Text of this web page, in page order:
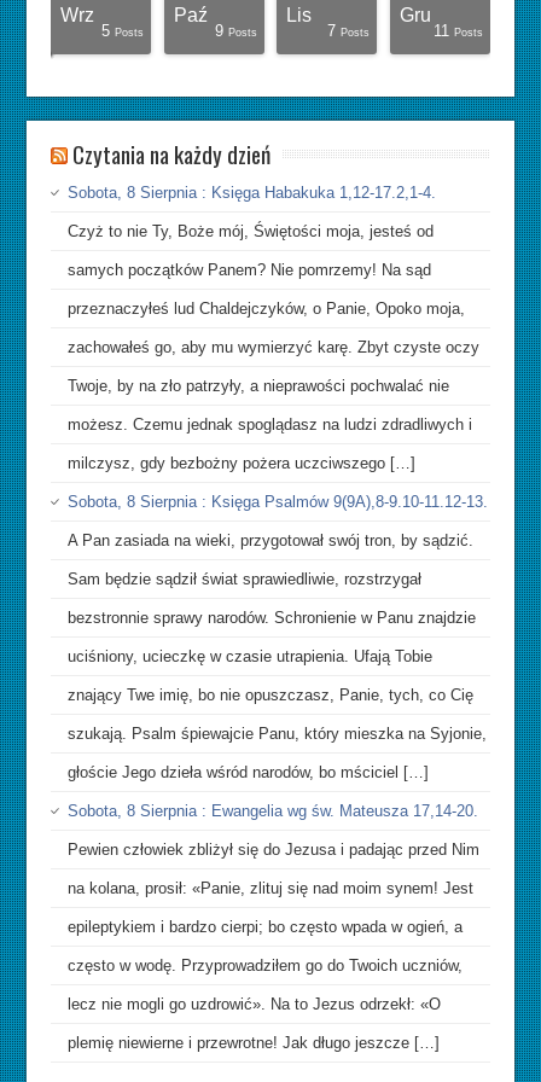
0 Posts
7 Posts
Posts
9 Posts
4 Posts
6 Posts
4 Posts
8 Posts
7 Posts
Posts
Wrz
5 Posts
Paź
9 Posts
Lis
7 Posts
Gru
11 Posts
Posts
Posts
3 Posts
3 Posts
0 Posts
0 Posts
0 Posts
Czytania na każdy dzień
Sobota, 8 Sierpnia : Księga Habakuka 1,12-17.2,1-4.
Czyż to nie Ty, Boże mój, Świętości moja, jesteś od
samych początków Panem? Nie pomrzemy! Na sąd
przeznaczyłeś lud Chaldejczyków, o Panie, Opoko moja,
zachowałeś go, aby mu wymierzyć karę. Zbyt czyste oczy
Twoje, by na zło patrzyły, a nieprawości pochwalać nie
możesz. Czemu jednak spoglądasz na ludzi zdradliwych i
milczysz, gdy bezbożny pożera uczciwszego […]
Sobota, 8 Sierpnia : Księga Psalmów 9(9A),8-9.10-11.12-13.
A Pan zasiada na wieki, przygotował swój tron, by sądzić.
Sam będzie sądził świat sprawiedliwie, rozstrzygał
bezstronnie sprawy narodów. Schronienie w Panu znajdzie
uciśniony, ucieczkę w czasie utrapienia. Ufają Tobie
znający Twe imię, bo nie opuszczasz, Panie, tych, co Cię
szukają. Psalm śpiewajcie Panu, który mieszka na Syjonie,
głoście Jego dzieła wśród narodów, bo mściciel […]
Sobota, 8 Sierpnia : Ewangelia wg św. Mateusza 17,14-20.
Pewien człowiek zbliżył się do Jezusa i padając przed Nim
na kolana, prosił: «Panie, zlituj się nad moim synem! Jest
epileptykiem i bardzo cierpi; bo często wpada w ogień, a
często w wodę. Przyprowadziłem go do Twoich uczniów,
lecz nie mogli go uzdrowić». Na to Jezus odrzekł: «O
plemię niewierne i przewrotne! Jak długo jeszcze […]